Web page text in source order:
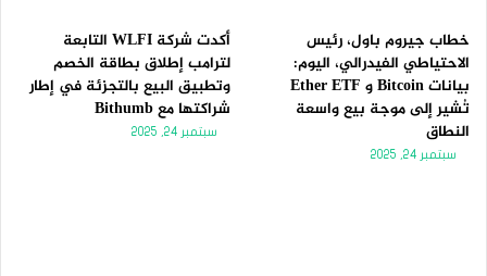
خطاب جيروم باول، رئيس
الاحتياطي الفيدرالي، اليوم:
بيانات Bitcoin و Ether ETF
تُشير إلى موجة بيع واسعة
النطاق
سبتمبر 24, 2025
أكدت شركة WLFI التابعة
لترامب إطلاق بطاقة الخصم
وتطبيق البيع بالتجزئة في إطار
شراكتها مع Bithumb
سبتمبر 24, 2025